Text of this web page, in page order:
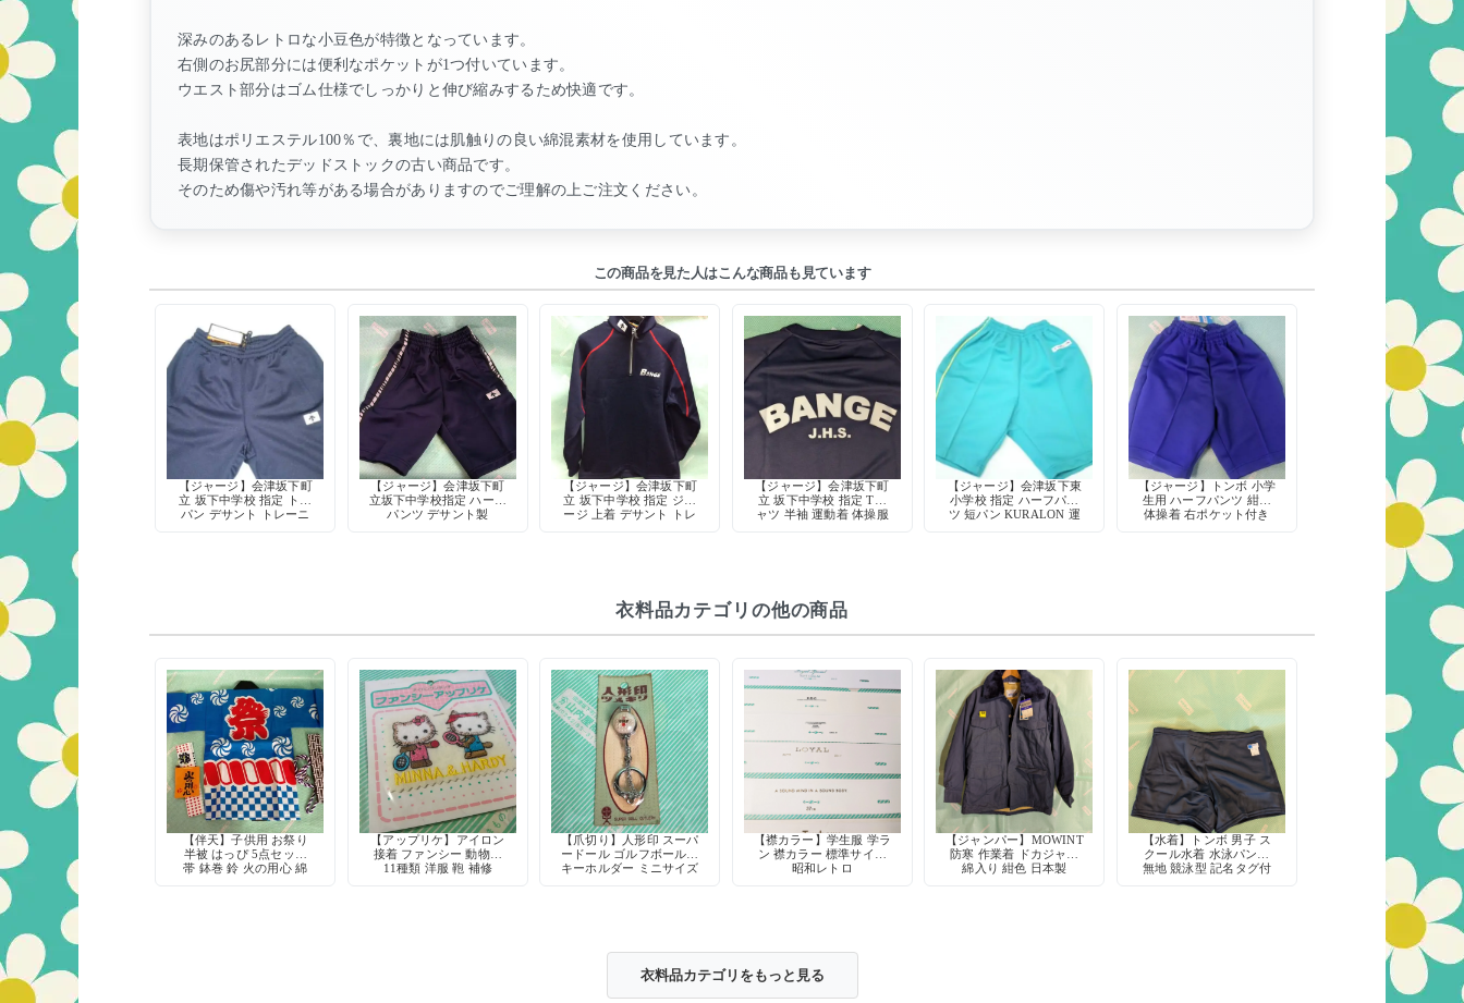
深みのあるレトロな小豆色が特徴となっています。
右側のお尻部分には便利なポケットが1つ付いています。
ウエスト部分はゴム仕様でしっかりと伸び縮みするため快適です。
表地はポリエステル100％で、裏地には肌触りの良い綿混素材を使用しています。
長期保管されたデッドストックの古い商品です。
そのため傷や汚れ等がある場合がありますのでご理解の上ご注文ください。
この商品を見た人はこんな商品も見ています
【ジャージ】会津坂下町
立 坂下中学校 指定 トレ
パン デサント トレーニ
【ジャージ】会津坂下町
立坂下中学校指定 ハーフ
パンツ デサント製
【ジャージ】会津坂下町
立 坂下中学校 指定 ジャ
ージ 上着 デサント トレ
【ジャージ】会津坂下町
立 坂下中学校 指定 Tシ
ャツ 半袖 運動着 体操服
【ジャージ】会津坂下東
小学校 指定 ハーフパン
ツ 短パン KURALON 運
【ジャージ】トンボ 小学
生用 ハーフパンツ 紺色
体操着 右ポケット付き
衣料品カテゴリの他の商品
【伴天】子供用 お祭り
半被 はっぴ 5点セット
帯 鉢巻 鈴 火の用心 綿
【アップリケ】アイロン
接着 ファンシー 動物柄
11種類 洋服 鞄 補修
【爪切り】人形印 スーパ
ードール ゴルフボール型
キーホルダー ミニサイズ
【襟カラー】学生服 学ラ
ン 襟カラー 標準サイズ
昭和レトロ
【ジャンパー】MOWINT
防寒 作業着 ドカジャン
綿入り 紺色 日本製
【水着】トンボ 男子 ス
クール水着 水泳パンツ
無地 競泳型 記名タグ付
衣料品カテゴリをもっと見る